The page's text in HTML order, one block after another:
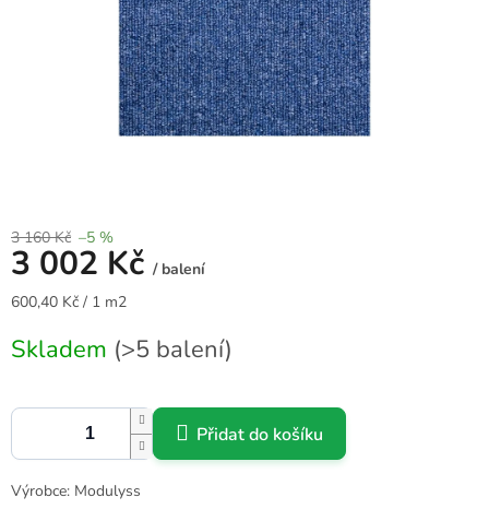
3 160 Kč –5 %
3 002 Kč / balení
Měrná
600,40 Kč / 1 m2
Skladem (>5 balení)
Přidat do košíku
Výrobce: Modulyss